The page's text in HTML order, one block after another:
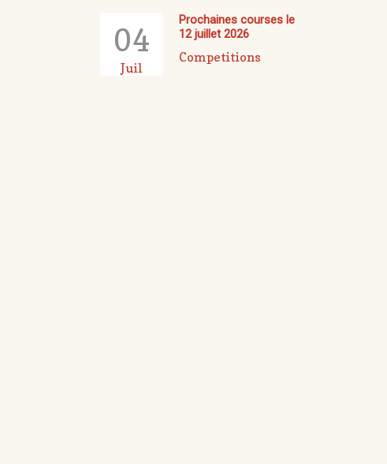
04
Juil
Prochaines courses le
12 juillet 2026
Competitions